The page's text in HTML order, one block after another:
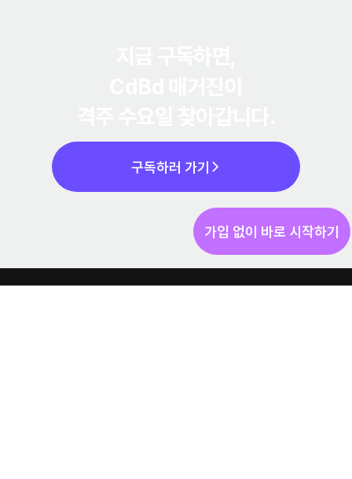
와 4가지 통증 해결법 (2026)
구독하러 가기
가입 없이 바로 시작하기